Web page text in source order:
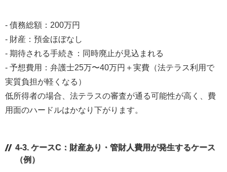
- 債務総額：200万円
- 財産：預金ほぼなし
- 期待される手続き：同時廃止が見込まれる
- 予想費用：弁護士25万〜40万円＋実費（法テラス利用で
実質負担が軽くなる）
低所得者の場合、法テラスの審査が通る可能性が高く、費
用面のハードルはかなり下がります。
4-3. ケースC：財産あり・管財人費用が発生するケース
（例）